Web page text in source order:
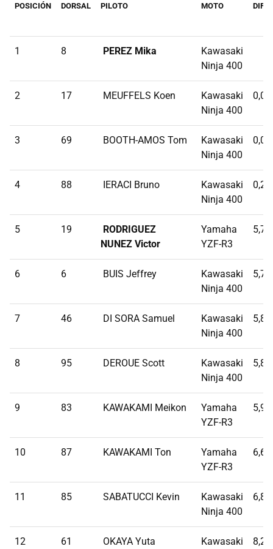
POSICIÓN DORSAL PILOTO MOTO DIF.
1 8 PEREZ Mika
Kawasaki
Ninja 400
2 17 MEUFFELS Koen
Kawasaki
Ninja 400
3 69 BOOTH-AMOS Tom
Kawasaki
Ninja 400
4 88 IERACI Bruno
Kawasaki
Ninja 400
5 19
RODRIGUEZ
NUNEZ Victor
Yamaha
YZF-R3
6 6 BUIS Jeffrey
Kawasaki
Ninja 400
7 46 DI SORA Samuel
Kawasaki
Ninja 400
8 95 DEROUE Scott
Kawasaki
Ninja 400
9 83 KAWAKAMI Meikon
Yamaha
YZF-R3
10 87 KAWAKAMI Ton
Yamaha
YZF-R3
11 85 SABATUCCI Kevin
Kawasaki
Ninja 400
12 61 OKAYA Yuta
Kawasaki